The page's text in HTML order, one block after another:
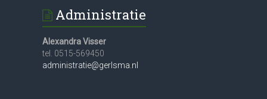
Administratie
Alexandra Visser
tel. 0515-569450
administratie@gerlsma.nl